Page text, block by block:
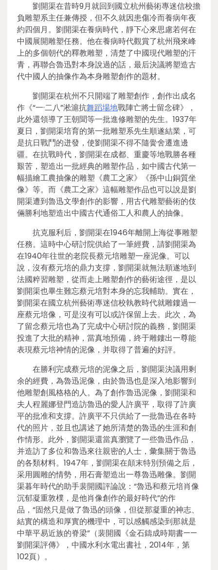
劉開渠在昔時9月就回到國立杭州藝術專迷信校擔
負雕塑系主任兼傳授，但不久就因患傷冷而養病年夜
約四個月。劉開渠在養病時代，靜下心來思慮若何在
中國展開雕塑任務。他在養病時代觀賞了杭州飛來峰
上的多個朝代的釋教雕塑，清楚了中國現代雕塑的汗
青，再聯合魯迅對本身說過的話，最后決議將塑造古
代中國人的抽像作為本身雕塑創作的題材。
劉開渠在杭州不只開端了雕塑創作，創作出成名
作《“一·二八”淞滬抗舞蹈場地戰陣亡將士留念碑》，
此外還領導了王朝聞等一批進修雕塑的先生。1937年
夏日，劉開渠培育的第一批雕塑系先生順遂結業，可
是抗日戰鬥的迸發，使劉開渠不得不隨黌舍遷進邊
疆。在抗戰時代，劉開渠在成都、重慶等地戰勝各種
艱苦，塑造出一批經典的雕塑作品，如中國古代第一
幅描繪工農抽像的雕塑《農工之家》《孫中山銅質坐
像》等。而《農工之家》這幅雕塑作品也可以說是劉
開渠遭到魯迅文學創作的影響，用古代雕塑藝術的伎
倆勝利地塑造出中國古代通俗工人和農人的抽像。
抗克服利后，劉開渠在1946年離開上海從事雕塑
任務。這時中心研討院供給了一筆經費，請劉開渠為
在1940年往世的老院長蔡元培雕塑一座泥像。可以
說，沒有蔡元培的鼎力支撐，劉開渠就無法順遂地到
法國粹習雕塑，從而走上雕塑創作的藝術途徑，是以
劉開渠也畢生難忘蔡元培對本身的忘我輔助。實在，
劉開渠在國立杭州藝術專迷信校執教時代就雕鏤過一
座蔡元培像，可是沒有可以或許保留上去。此次，為
了留念蔡元培也為了完成中心研討院的義務，劉開渠
投進了大批的精神，當真地預備，終于雕鏤出一尊能
表現蔡元培神情的泥像，并取得了普遍的好評。
在勝利完成蔡元培的泥像之后，劉開渠決議用剩
余的經費，為魯迅泥像，由於魯迅也是深入地影響到
他雕塑創風格格的人。為了創作魯迅泥像，劉開渠和
夫人程麗娜登門造訪魯迅的愛人許廣平，取得了許廣
平的批准和支撐。許廣平不只供給了一批魯迅在各時
代的照片，並且也講述了她所清楚的魯迅的生涯和創
作情形。此外，劉開渠還當真瀏覽了一些魯迅作品，
并造訪了多位和魯迅來往親密的人士，彙集關于魯迅
的各類材料。1947年，劉開渠在顛末特別預備之后，
采用圓雕的情勢，用石膏塑造出一尊魯迅雕像。劉開
渠暮年時代的助手裴開國評論說：“魯迅和蔡元培肖像
沉郁凝重敦樸，是他肖像創作的最好時代”的作
品，“固然只是做了魯迅的頭像，但從那凝重的神志、
結實的構造和厚實的機理中，可以感觸感染到那就是
中華平易近族的脊梁”（裴開國《金石鑄成時期書——
劉開渠評傳》，中國水利水電出書社，2014年，第
102頁）。